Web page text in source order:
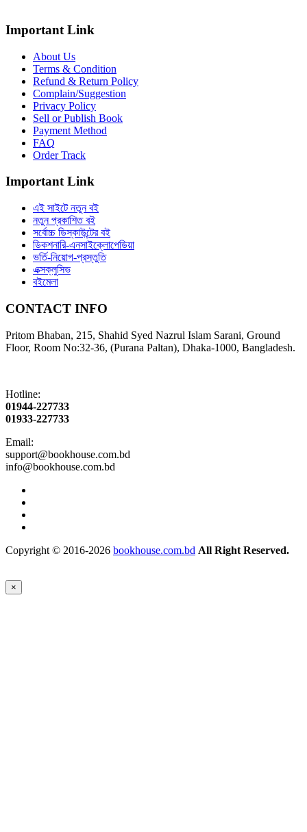
Important Link
About Us
Terms & Condition
Refund & Return Policy
Complain/Suggestion
Privacy Policy
Sell or Publish Book
Payment Method
FAQ
Order Track
Important Link
এই সাইটে নতুন বই
নতুন প্রকাশিত বই
সর্বোচ্চ ডিস্কাউন্টের বই
ডিকশনারি-এনসাইক্লোপেডিয়া
ভর্তি-নিয়োগ-প্রস্তুতি
এক্সক্লুসিভ
বইমেলা
CONTACT INFO
Pritom Bhaban, 215, Shahid Syed Nazrul Islam Sarani, Ground
Floor, Room No:32-36, (Purana Paltan), Dhaka-1000, Bangladesh.
Hotline:
01944-227733
01933-227733
Email:
support@bookhouse.com.bd
info@bookhouse.com.bd
Copyright © 2016-2026 bookhouse.com.bd All Right Reserved.
×